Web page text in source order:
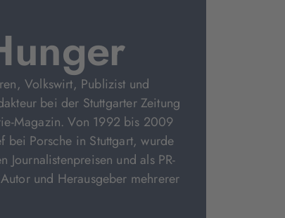
Volkswirt, Publizist und
bei der Stuttgarter Zeitung
Magazin. Von 1992 bis 2009
bei Porsche in Stuttgart, wurde
Journalistenpreisen und als PR-
und Herausgeber mehrerer